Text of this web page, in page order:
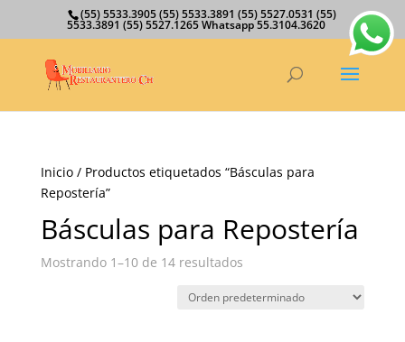
(55) 5533.3905 (55) 5533.3891 (55) 5527.0531 (55)
5533.3891 (55) 5527.1265 Whatsapp 55.3104.3620
Inicio/ Productos etiquetados “Básculas para
Repostería”
Básculas para Repostería
Mostrando 1–10 de 14 resultados